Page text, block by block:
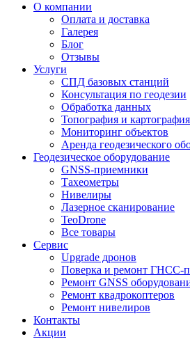
О компании
Оплата и доставка
Галерея
Блог
Отзывы
Услуги
СПД базовых станций
Консультация по геодезии
Обработка данных
Топография и картография
Мониторинг объектов
Аренда геодезического
Геодезическое оборудование
GNSS-приемники
Тахеометры
Нивелиры
Лазерное сканирование
TeoDrone
Все товары
Сервис
Upgrade дронов
Поверка и ремонт ГНСС-
Ремонт GNSS
Ремонт квадрокоптеров
Ремонт нивелиров
Контакты
Акции